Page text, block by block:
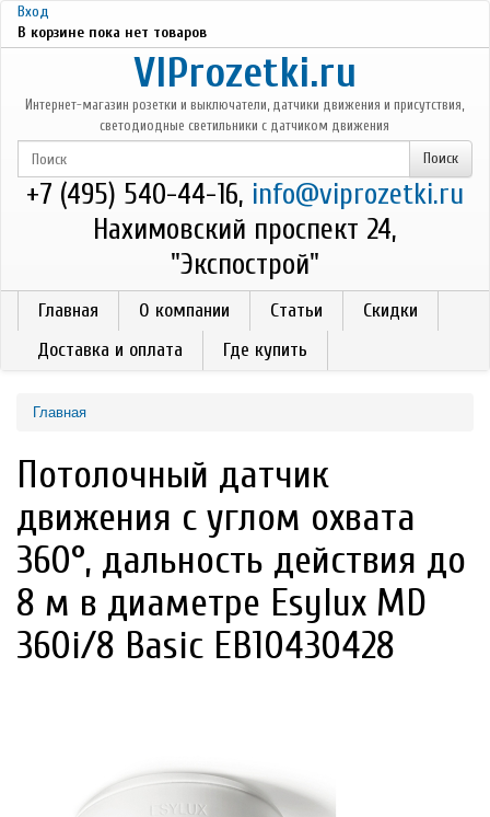
Перейти к основному содержанию
Вход
В корзине пока нет товаров
VIProzetki.ru
Интернет-магазин розетки и выключатели, датчики движения и присутствия,
светодиодные светильники с датчиком движения
+7 (495) 540-44-16, info@viprozetki.ru
Нахимовский проспект 24,
"Экспострой"
Главная О компании Статьи
Скидки
Доставка и оплата
Где купить
Главная
Потолочный датчик
движения с углом охвата
360°, дальность действия до
8 м в диаметре Esylux MD
360i/8 Basic EB10430428